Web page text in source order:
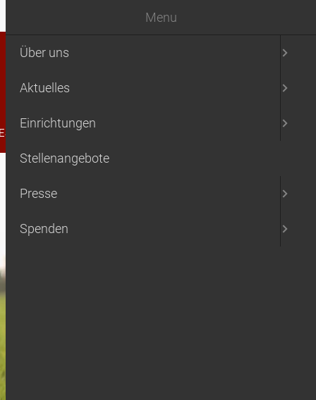
SPENDEN
Menu
Über uns
Aktuelles
Einrichtungen
Stellenangebote
Presse
Spenden